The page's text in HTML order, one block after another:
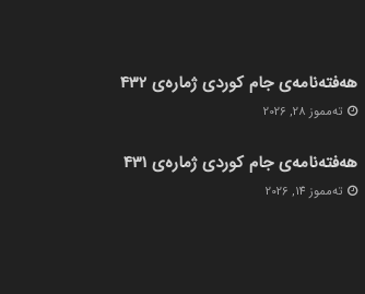
هەفتەنامەی جام کوردی ژمارەی 432
ته‌مموز 28, 2026
هەفتەنامەی جام کوردی ژمارەی 431
ته‌مموز 14, 2026